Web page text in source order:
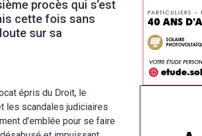
procès qui s’est
cette fois sans
sur sa
épris du Droit, le
les scandales judiciaires
d’emblée pour se faire